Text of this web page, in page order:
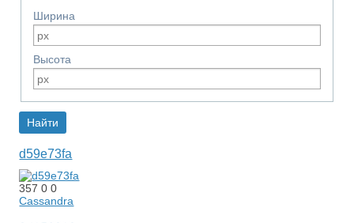
Ширина
Высота
d59e73fa
35700
Cassandra